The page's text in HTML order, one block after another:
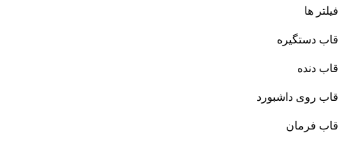
فیلتر ها
قاب دستگیره
قاب دنده
قاب روی داشبورد
قاب فرمان